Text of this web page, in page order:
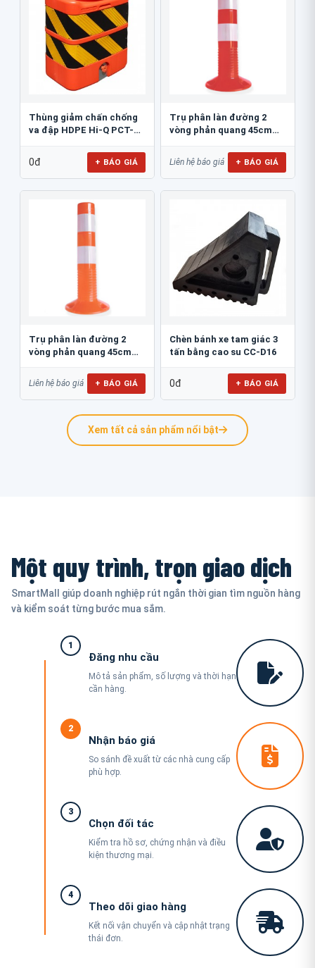
Thùng giảm chấn chống
va đập HDPE Hi-Q PCT-
0đ + BÁO GIÁ
Trụ phân làn đường 2
vòng phản quang 45cm
Liên hệ báo giá + BÁO GIÁ
Trụ phân làn đường 2
vòng phản quang 45cm
Liên hệ báo giá + BÁO GIÁ
Chèn bánh xe tam giác 3
tấn bằng cao su CC-D16
0đ + BÁO GIÁ
Xem tất cả sản phẩm nổi bật
Một quy trình, trọn giao dịch
SmartMall giúp doanh nghiệp rút ngắn thời gian tìm nguồn hàng
và kiểm soát từng bước mua sắm.
1
Đăng nhu cầu
Mô tả sản phẩm, số lượng và thời hạn
cần hàng.
2
Nhận báo giá
So sánh đề xuất từ các nhà cung cấp
phù hợp.
3
Chọn đối tác
Kiểm tra hồ sơ, chứng nhận và điều
kiện thương mại.
4
Theo dõi giao hàng
Kết nối vận chuyển và cập nhật trạng
thái đơn.